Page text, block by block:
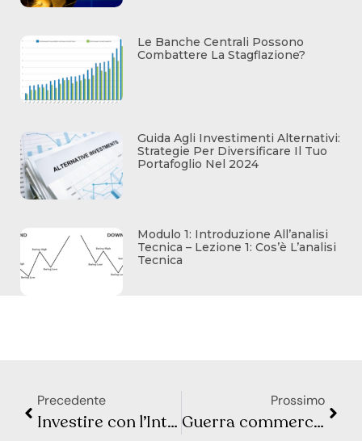
Le Banche Centrali Possono
Combattere La Stagflazione?
Guida Agli Investimenti Alternativi:
Strategie Per Diversificare Il Tuo
Portafoglio Nel 2024
Modulo 1: Introduzione All’analisi
Tecnica – Lezione 1: Cos’è L’analisi
Tecnica
Precedente
Investire con l’Intelligenza Artificiale: Rivoluzione o Illusione?
Prossimo
Guerra commerciale o shock globale? L’onda lunga dei nuovi dazi